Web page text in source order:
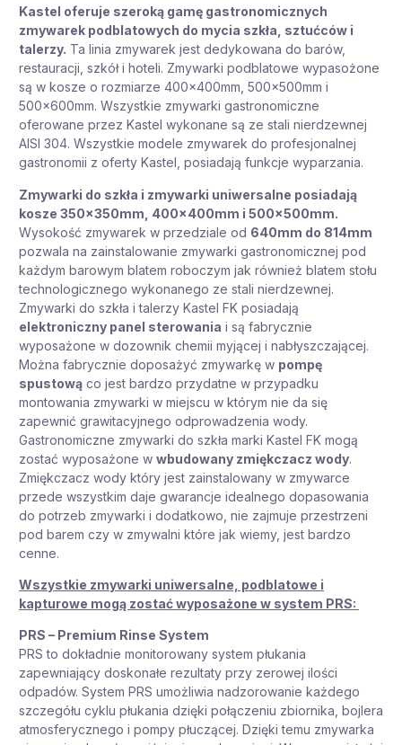
Kastel oferuje szeroką gamę gastronomicznych
zmywarek podblatowych do mycia szkła, sztućców i
talerzy. Ta linia zmywarek jest dedykowana do barów,
restauracji, szkół i hoteli. Zmywarki podblatowe wypasożone
są w kosze o rozmiarze 400x400mm, 500x500mm i
500x600mm. Wszystkie zmywarki gastronomiczne
oferowane przez Kastel wykonane są ze stali nierdzewnej
AISI 304. Wszystkie modele zmywarek do profesjonalnej
gastronomii z oferty Kastel, posiadają funkcje wyparzania.
Zmywarki do szkła i zmywarki uniwersalne posiadają
kosze 350x350mm, 400x400mm i 500x500mm.
Wysokość zmywarek w przedziale od 640mm do 814mm
pozwala na zainstalowanie zmywarki gastronomicznej pod
każdym barowym blatem roboczym jak również blatem stołu
technologicznego wykonanego ze stali nierdzewnej.
Zmywarki do szkła i talerzy Kastel FK posiadają
elektroniczny panel sterowania i są fabrycznie
wyposażone w dozownik chemii myjącej i nabłyszczającej.
Można fabrycznie doposażyć zmywarkę w pompę
spustową co jest bardzo przydatne w przypadku
montowania zmywarki w miejscu w którym nie da się
zapewnić grawitacyjnego odprowadzenia wody.
Gastronomiczne zmywarki do szkła marki Kastel FK mogą
zostać wyposażone w wbudowany zmiękczacz wody.
Zmiękczacz wody który jest zainstalowany w zmywarce
przede wszystkim daje gwarancje idealnego dopasowania
do potrzeb zmywarki i dodatkowo, nie zajmuje przestrzeni
pod barem czy w zmywalni które jak wiemy, jest bardzo
cenne.
Wszystkie zmywarki uniwersalne, podblatowe i
kapturowe mogą zostać wyposażone w system PRS:
PRS – Premium Rinse System
PRS to dokładnie monitorowany system płukania
zapewniający doskonałe rezultaty przy zerowej ilości
odpadów. System PRS umożliwia nadzorowanie każdego
szczegółu cyklu płukania dzięki połączeniu zbiornika, bojlera
atmosferycznego i pompy płuczącej. Dzięki temu zmywarka